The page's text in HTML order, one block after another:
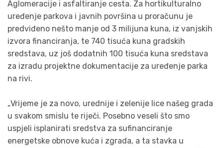
Aglomeracije i asfaltiranje cesta. Za hortikulturalno
uređenje parkova i javnih površina u proračunu je
predviđeno nešto manje od 3 milijuna kuna, iz vanjskih
izvora financiranja, te 740 tisuća kuna gradskih
sredstava, uz još dodatnih 100 tisuća kuna sredstava
za izradu projektne dokumentacije za uređenje parka
na rivi.
„Vrijeme je za novo, urednije i zelenije lice našeg grada
u svakom smislu te riječi. Posebno veseli što smo
uspjeli isplanirati sredstva za sufinanciranje
energetske obnove kuća i zgrada, a ta stavka u